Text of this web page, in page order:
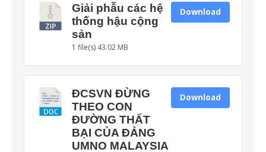
Giải phẫu các hệ
thống hậu cộng
sản
1 file(s) 43.02 MB
Download
ĐCSVN ĐỪNG
THEO CON
ĐƯỜNG THẤT
BẠI CỦA ĐẢNG
UMNO MALAYSIA
Download